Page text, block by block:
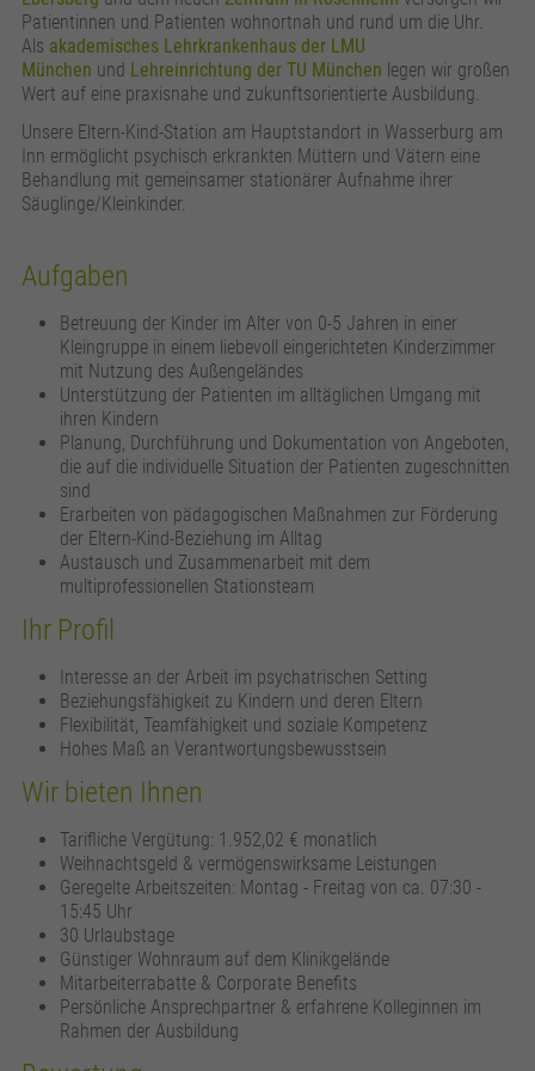
Patientinnen und Patienten wohnortnah und rund um die Uhr.
Als akademisches Lehrkrankenhaus der LMU
München und Lehreinrichtung der TU München legen wir großen
Wert auf eine praxisnahe und zukunftsorientierte Ausbildung.
Unsere Eltern-Kind-Station am Hauptstandort in Wasserburg am
Inn ermöglicht psychisch erkrankten Müttern und Vätern eine
Behandlung mit gemeinsamer stationärer Aufnahme ihrer
Säuglinge/Kleinkinder.
Aufgaben
Betreuung der Kinder im Alter von 0-5 Jahren in einer
Kleingruppe in einem liebevoll eingerichteten Kinderzimmer
mit Nutzung des Außengeländes
Unterstützung der Patienten im alltäglichen Umgang mit
ihren Kindern
Planung, Durchführung und Dokumentation von Angeboten,
die auf die individuelle Situation der Patienten zugeschnitten
sind
Erarbeiten von pädagogischen Maßnahmen zur Förderung
der Eltern-Kind-Beziehung im Alltag
Austausch und Zusammenarbeit mit dem
multiprofessionellen Stationsteam
Ihr Profil
Interesse an der Arbeit im psychatrischen Setting
Beziehungsfähigkeit zu Kindern und deren Eltern
Flexibilität, Teamfähigkeit und soziale Kompetenz
Hohes Maß an Verantwortungsbewusstsein
Wir bieten Ihnen
Tarifliche Vergütung: 1.952,02 € monatlich
Weihnachtsgeld & vermögenswirksame Leistungen
Geregelte Arbeitszeiten: Montag - Freitag von ca. 07:30 -
15:45 Uhr
30 Urlaubstage
Günstiger Wohnraum auf dem Klinikgelände
Mitarbeiterrabatte & Corporate Benefits
Persönliche Ansprechpartner & erfahrene Kolleginnen im
Rahmen der Ausbildung
Zweck Speichert die Kontrasteinstellung der Webseite.
zusätzliche Informationen anzubieten.